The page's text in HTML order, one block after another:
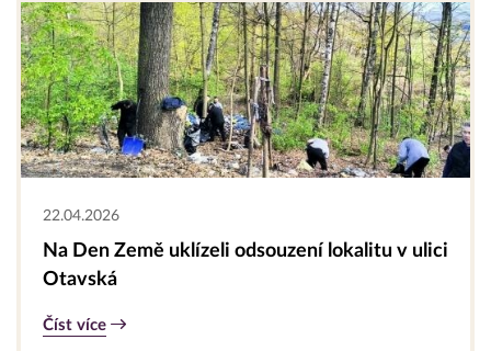
22.04.2026
Na Den Země uklízeli odsouzení lokalitu v ulici
Otavská
Číst více